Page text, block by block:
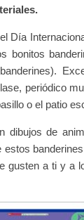
Día
bonitos
periódico
o el patio
dibujos de
estos
gusten a ti y a